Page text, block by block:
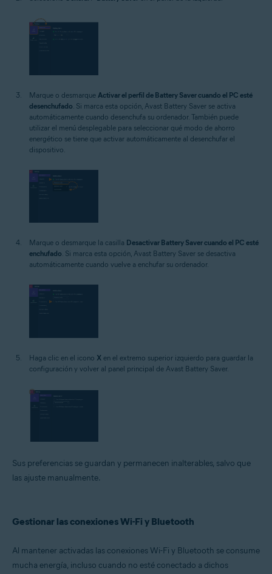
Marque o desmarque Activar el perfil de Battery Saver cuando el PC esté
desenchufado . Si marca esta opción, Avast Battery Saver se activa
automáticamente cuando desenchufa su ordenador. También puede
utilizar el menú desplegable para seleccionar qué modo de ahorro
energético se tiene que activar automáticamente al desenchufar el
dispositivo.
Marque o desmarque la casilla Desactivar Battery Saver cuando el PC esté
enchufado. Si marca esta opción, Avast Battery Saver se desactiva
automáticamente cuando vuelve a enchufar su ordenador.
Haga clic en el icono X en el extremo superior izquierdo para guardar la
configuración y volver al panel principal de Avast Battery Saver.
Sus preferencias se guardan y permanecen inalterables, salvo que
las ajuste manualmente.
Gestionar las conexiones Wi-Fi y Bluetooth
Al mantener activadas las conexiones Wi-Fi y Bluetooth se consume
mucha energía, incluso cuando no esté conectado a dichos